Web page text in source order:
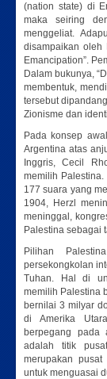
(nation state) di
maka seiring
menggeliat.
disampaikan oleh
Emancipation”.
Dalam bukunya,
membentuk,
tersebut
Zionisme dan
Pada konsep
Argentina atas
Inggris, Cecil
memilih
177 suara yang
1904, Herzl
meninggal,
Palestina sebagai
Pilihan
persekongkolan
Tuhan. Hal di
memilih Palestina
bernilai 3 milyar
di Amerika
berpegang pada
adalah titik
merupakan
untuk menguasai